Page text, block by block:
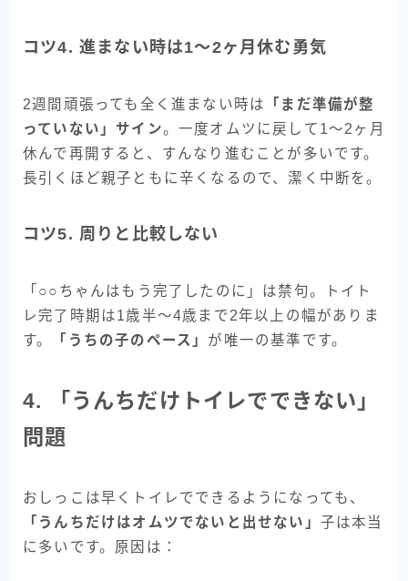
コツ4. 進まない時は1〜2ヶ月休む勇気
2週間頑張っても全く進まない時は
「まだ準備が整
っていない」サイン。一度オムツに戻して1〜2ヶ月
休んで再開すると、すんなり進むことが多いです。
長引くほど親子ともに辛くなるので、潔く中断を。
コツ5. 周りと比較しない
「○○ちゃんはもう完了したのに」は禁句。トイト
レ完了時期は1歳半〜4歳まで2年以上の幅がありま
す。
「うちの子のペース」 が唯一の基準です。
4. 「うんちだけトイレでできない」
問題
おしっこは早くトイレでできるようになっても、
「うんちだけはオムツでないと出せない」 子は本当
に多いです。原因は：